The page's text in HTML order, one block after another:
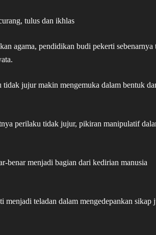
tulus dan ikhlas
agama, pendidikan budi pekerti sebenarnya
jujur makin mengemuka dalam bentuk
perilaku tidak jujur, pikiran manipulatif
benar menjadi bagian dari kedirian manusia
menjadi teladan dalam mengedepankan sikap